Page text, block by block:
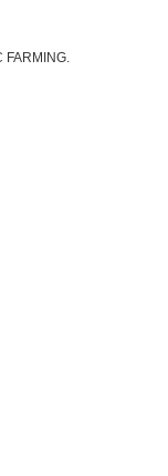
FARMING.